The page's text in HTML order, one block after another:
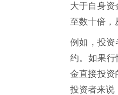
大于自身
至数十倍，
例如，投资
约。如果
金直接投资
投资者来说